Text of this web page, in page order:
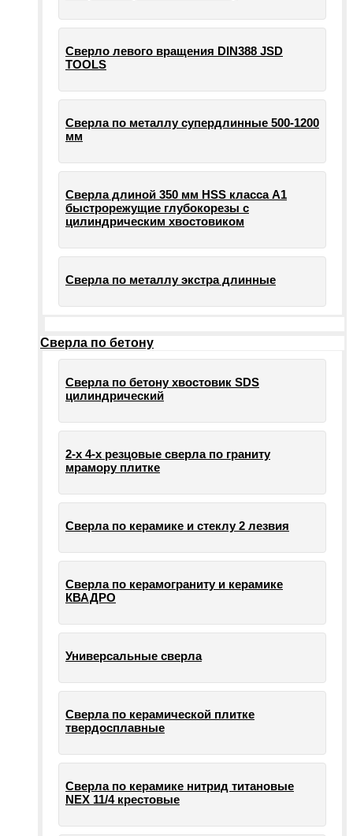
Сверло левого вращения DIN388 JSD
TOOLS
Сверла по металлу супердлинные 500-1200
мм
Сверла длиной 350 мм HSS класса А1
быстрорежущие глубокорезы с
цилиндрическим хвостовиком
Сверла по металлу экстра длинные
Сверла по бетону
Сверла по бетону хвостовик SDS
цилиндрический
2-х 4-х резцовые сверла по граниту
мрамору плитке
Сверла по керамике и стеклу 2 лезвия
Сверла по керамограниту и керамике
КВАДРО
Универсальные сверла
Сверла по керамической плитке
твердосплавные
Сверла по керамике нитрид титановые
NEX 11/4 крестовые